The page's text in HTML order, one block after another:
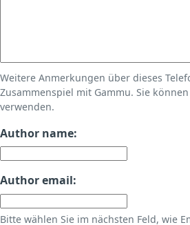
Weitere Anmerkungen über dieses
Zusammenspiel mit Gammu. Sie können
verwenden.
Author name:
Author email:
Bitte wählen Sie im nächsten Feld, wie